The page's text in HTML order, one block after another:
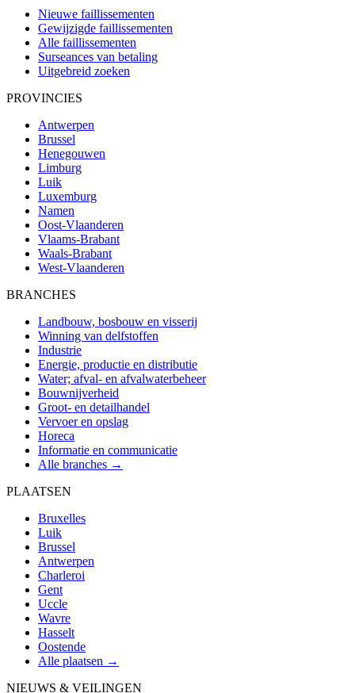
Nieuwe faillissementen
Gewijzigde faillissementen
Alle faillissementen
Surseances van betaling
Uitgebreid zoeken
PROVINCIES
Antwerpen
Brussel
Henegouwen
Limburg
Luik
Luxemburg
Namen
Oost-Vlaanderen
Vlaams-Brabant
Waals-Brabant
West-Vlaanderen
BRANCHES
Landbouw, bosbouw en visserij
Winning van delfstoffen
Industrie
Energie, productie en distributie
Water; afval- en afvalwaterbeheer
Bouwnijverheid
Groot- en detailhandel
Vervoer en opslag
Horeca
Informatie en communicatie
Alle branches →
PLAATSEN
Bruxelles
Luik
Brussel
Antwerpen
Charleroi
Gent
Uccle
Wavre
Hasselt
Oostende
Alle plaatsen →
NIEUWS & VEILINGEN